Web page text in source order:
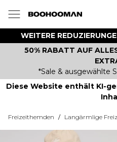
WEITERE
50% RABATT AUF
*Sale & ausgewählte
Diese Website enthält KI-
Freizeithemden / Langärmlige